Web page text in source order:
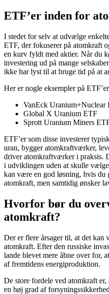
ETF’er inden for
I stedet for selv at udvælge
ETF, der fokuserer på atomkraft
en kurv fyldt med aktier. Når du
investering ud på mange
ikke har lyst til at bruge tid på at
Her er nogle eksempler på
VanEck Uranium+Nuclear
Global X Uranium ETF
Sprott Uranium Miners
ETF’er som disse investerer
uran, bygger atomkraftværker,
driver atomkraftværker i praksis.
i udviklingen uden at skulle
kan være en god løsning, hvis du
atomkraft, men samtidig ønsker
Hvorfor bør du
atomkraft?
Der er flere årsager til, at det kan
atomkraft. Efter den russiske
lande blevet mere åbne over for,
af fremtidens energiproduktion.
De store fordele ved atomkraft
en høj grad af